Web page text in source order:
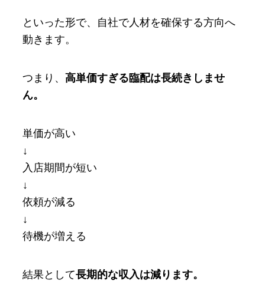
といった形で、自社で人材を確保する方向へ
動きます。
つまり、 高単価すぎる臨配は長続きしませ
ん。
単価が高い
↓
入店期間が短い
↓
依頼が減る
↓
待機が増える
結果として長期的な収入は減ります。